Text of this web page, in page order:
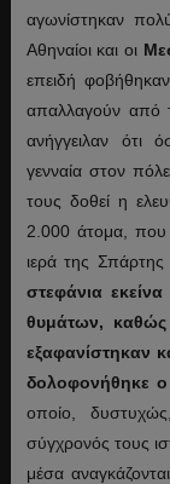
αγωνίστηκαν
Αθηναίοι και οι
επειδή
απαλλαγούν από
ανήγγειλαν ότι
γενναία στον
τους δοθεί η
2.000 άτομα, που
ιερά της
στεφάνια
θυμάτων, καθώς
εξαφανίστηκαν
δολοφονήθηκε ο
οποίο, δυστυχώς,
σύγχρονός τους
μέσα